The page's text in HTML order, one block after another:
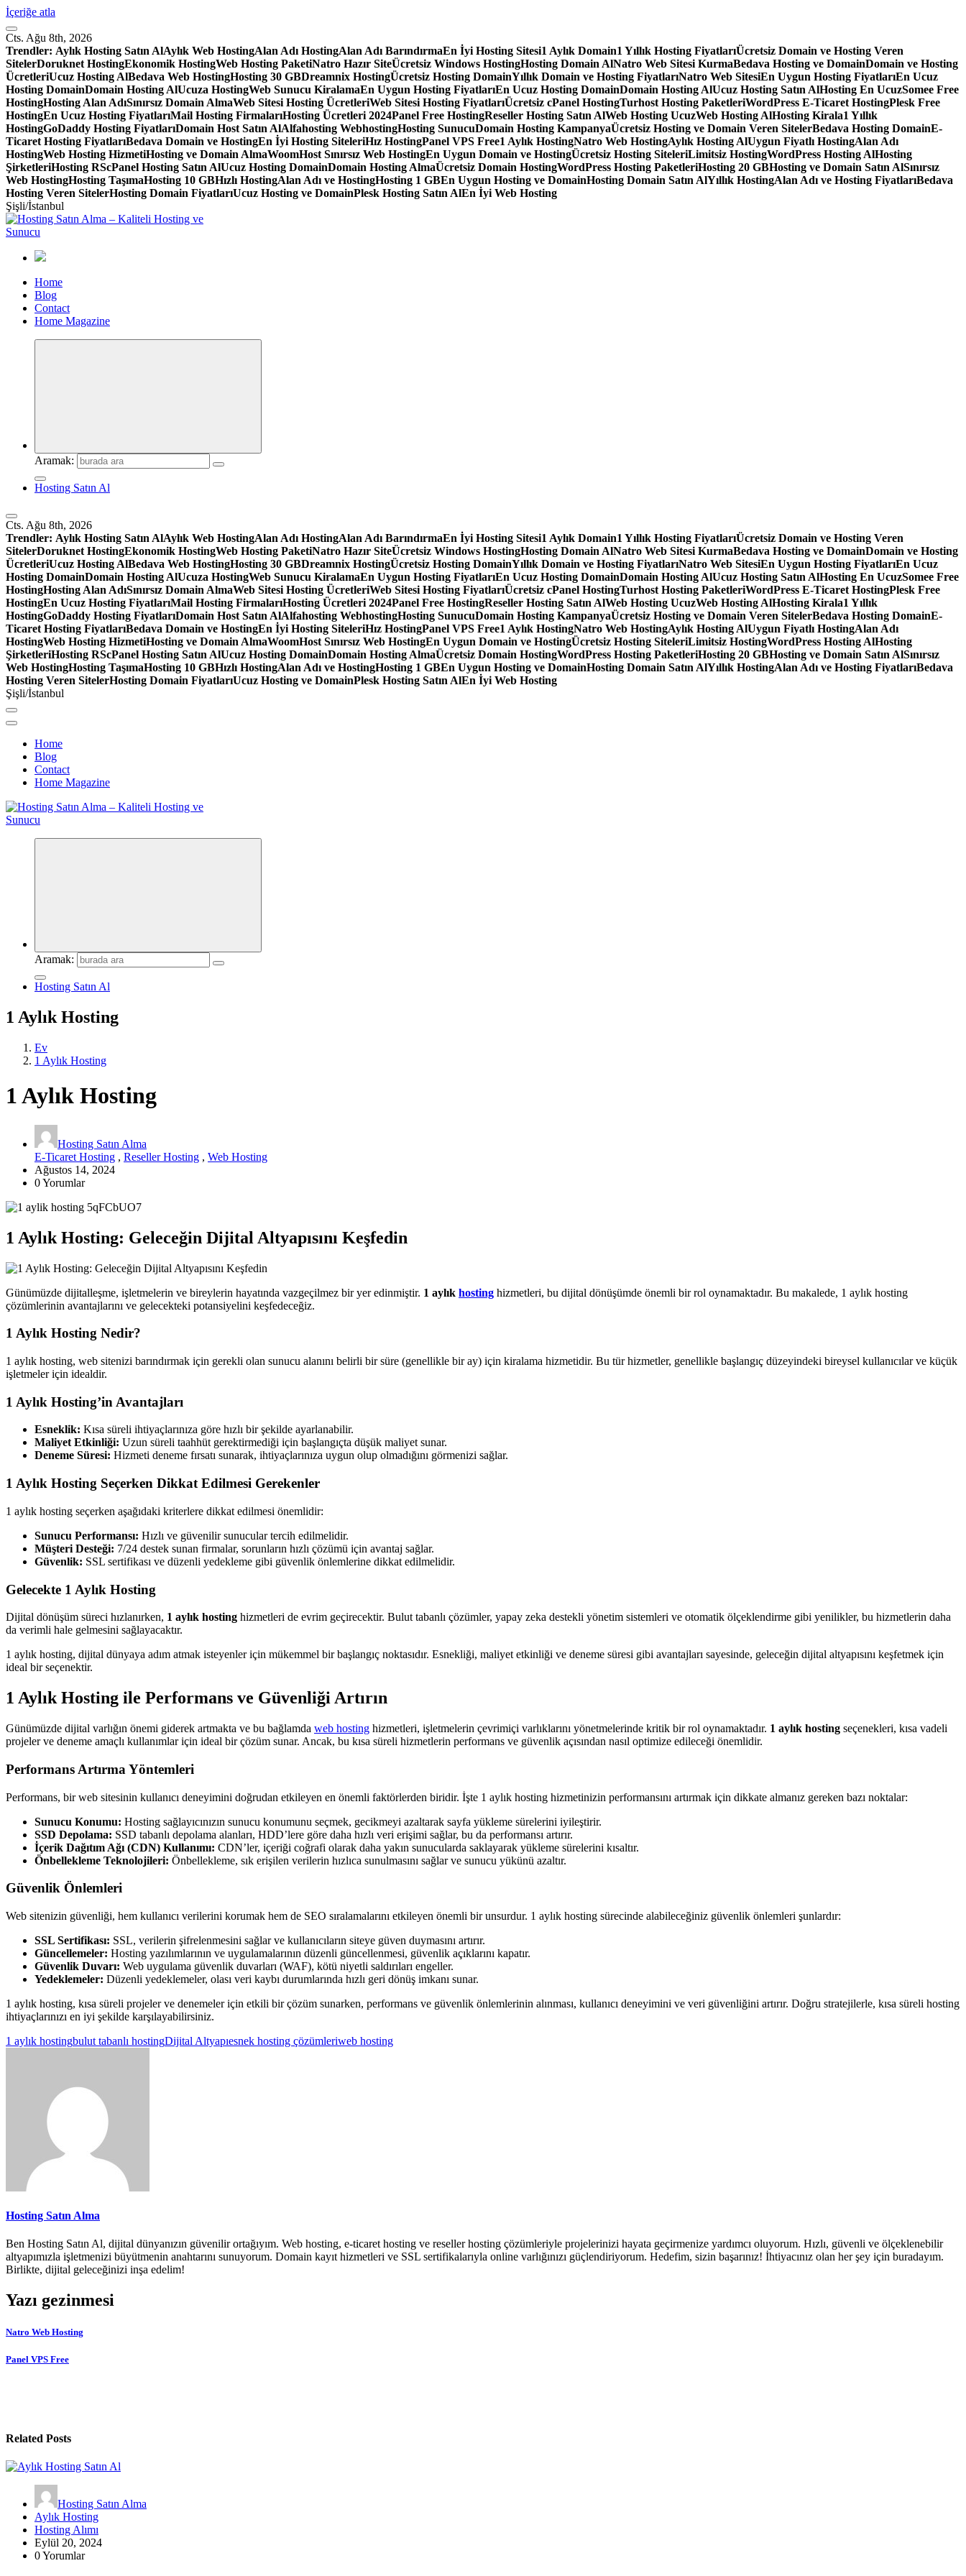
İçeriğe atla
Cts. Ağu 8th, 2026
Trendler: Aylık Hosting Satın AlAylık Web HostingAlan Adı HostingAlan Adı BarındırmaEn İyi Hosting Sitesi1 Aylık Domain1 Yıllık Hosting FiyatlarıÜcretsiz Domain ve Hosting Veren
SitelerDoruknet HostingEkonomik HostingWeb Hosting PaketiNatro Hazır SiteÜcretsiz Windows HostingHosting Domain AlNatro Web Sitesi KurmaBedava Hosting ve DomainDomain ve Hosting
ÜcretleriUcuz Hosting AlBedava Web HostingHosting 30 GBDreamnix HostingÜcretsiz Hosting DomainYıllık Domain ve Hosting FiyatlarıNatro Web SitesiEn Uygun Hosting FiyatlarıEn Ucuz
Hosting DomainDomain Hosting AlUcuza HostingWeb Sunucu KiralamaEn Uygun Hosting FiyatlarıEn Ucuz Hosting DomainDomain Hosting AlUcuz Hosting Satın AlHosting En UcuzSomee Free
HostingHosting Alan AdıSınırsız Domain AlmaWeb Sitesi Hosting ÜcretleriWeb Sitesi Hosting FiyatlarıÜcretsiz cPanel HostingTurhost Hosting PaketleriWordPress E-Ticaret HostingPlesk Free
HostingEn Ucuz Hosting FiyatlarıMail Hosting FirmalarıHosting Ücretleri 2024Panel Free HostingReseller Hosting Satın AlWeb Hosting UcuzWeb Hosting AlHosting Kirala1 Yıllık
HostingGoDaddy Hosting FiyatlarıDomain Host Satın AlAlfahosting WebhostingHosting SunucuDomain Hosting KampanyaÜcretsiz Hosting ve Domain Veren SitelerBedava Hosting DomainE-
Ticaret Hosting FiyatlarıBedava Domain ve HostingEn İyi Hosting SiteleriHız HostingPanel VPS Free1 Aylık HostingNatro Web HostingAylık Hosting AlUygun Fiyatlı HostingAlan Adı
HostingWeb Hosting HizmetiHosting ve Domain AlmaWoomHost Sınırsız Web HostingEn Uygun Domain ve HostingÜcretsiz Hosting SiteleriLimitsiz HostingWordPress Hosting AlHosting
ŞirketleriHosting RScPanel Hosting Satın AlUcuz Hosting DomainDomain Hosting AlmaÜcretsiz Domain HostingWordPress Hosting PaketleriHosting 20 GBHosting ve Domain Satın AlSınırsız
Web HostingHosting TaşımaHosting 10 GBHızlı HostingAlan Adı ve HostingHosting 1 GBEn Uygun Hosting ve DomainHosting Domain Satın AlYıllık HostingAlan Adı ve Hosting FiyatlarıBedava
Hosting Veren SitelerHosting Domain FiyatlarıUcuz Hosting ve DomainPlesk Hosting Satın AlEn İyi Web Hosting
Şişli/İstanbul
Home
Blog
Contact
Home Magazine
Aramak:
Hosting Satın Al
Cts. Ağu 8th, 2026
Trendler: Aylık Hosting Satın AlAylık Web HostingAlan Adı HostingAlan Adı BarındırmaEn İyi Hosting Sitesi1 Aylık Domain1 Yıllık Hosting FiyatlarıÜcretsiz Domain ve Hosting Veren
SitelerDoruknet HostingEkonomik HostingWeb Hosting PaketiNatro Hazır SiteÜcretsiz Windows HostingHosting Domain AlNatro Web Sitesi KurmaBedava Hosting ve DomainDomain ve Hosting
ÜcretleriUcuz Hosting AlBedava Web HostingHosting 30 GBDreamnix HostingÜcretsiz Hosting DomainYıllık Domain ve Hosting FiyatlarıNatro Web SitesiEn Uygun Hosting FiyatlarıEn Ucuz
Hosting DomainDomain Hosting AlUcuza HostingWeb Sunucu KiralamaEn Uygun Hosting FiyatlarıEn Ucuz Hosting DomainDomain Hosting AlUcuz Hosting Satın AlHosting En UcuzSomee Free
HostingHosting Alan AdıSınırsız Domain AlmaWeb Sitesi Hosting ÜcretleriWeb Sitesi Hosting FiyatlarıÜcretsiz cPanel HostingTurhost Hosting PaketleriWordPress E-Ticaret HostingPlesk Free
HostingEn Ucuz Hosting FiyatlarıMail Hosting FirmalarıHosting Ücretleri 2024Panel Free HostingReseller Hosting Satın AlWeb Hosting UcuzWeb Hosting AlHosting Kirala1 Yıllık
HostingGoDaddy Hosting FiyatlarıDomain Host Satın AlAlfahosting WebhostingHosting SunucuDomain Hosting KampanyaÜcretsiz Hosting ve Domain Veren SitelerBedava Hosting DomainE-
Ticaret Hosting FiyatlarıBedava Domain ve HostingEn İyi Hosting SiteleriHız HostingPanel VPS Free1 Aylık HostingNatro Web HostingAylık Hosting AlUygun Fiyatlı HostingAlan Adı
HostingWeb Hosting HizmetiHosting ve Domain AlmaWoomHost Sınırsız Web HostingEn Uygun Domain ve HostingÜcretsiz Hosting SiteleriLimitsiz HostingWordPress Hosting AlHosting
ŞirketleriHosting RScPanel Hosting Satın AlUcuz Hosting DomainDomain Hosting AlmaÜcretsiz Domain HostingWordPress Hosting PaketleriHosting 20 GBHosting ve Domain Satın AlSınırsız
Web HostingHosting TaşımaHosting 10 GBHızlı HostingAlan Adı ve HostingHosting 1 GBEn Uygun Hosting ve DomainHosting Domain Satın AlYıllık HostingAlan Adı ve Hosting FiyatlarıBedava
Hosting Veren SitelerHosting Domain FiyatlarıUcuz Hosting ve DomainPlesk Hosting Satın AlEn İyi Web Hosting
Şişli/İstanbul
Home
Blog
Contact
Home Magazine
Aramak:
Hosting Satın Al
1 Aylık Hosting
Ev
1 Aylık Hosting
1 Aylık Hosting
Hosting Satın Alma
E-Ticaret Hosting , Reseller Hosting , Web Hosting
Ağustos 14, 2024
0 Yorumlar
1 Aylık Hosting: Geleceğin Dijital Altyapısını Keşfedin
Günümüzde dijitalleşme, işletmelerin ve bireylerin hayatında vazgeçilmez bir yer edinmiştir. 1 aylık hosting hizmetleri, bu dijital dönüşümde önemli bir rol oynamaktadır. Bu makalede, 1 aylık hosting
çözümlerinin avantajlarını ve gelecekteki potansiyelini keşfedeceğiz.
1 Aylık Hosting Nedir?
1 aylık hosting, web sitenizi barındırmak için gerekli olan sunucu alanını belirli bir süre (genellikle bir ay) için kiralama hizmetidir. Bu tür hizmetler, genellikle başlangıç düzeyindeki bireysel kullanıcılar ve küçük
işletmeler için idealdir.
1 Aylık Hosting’in Avantajları
Esneklik: Kısa süreli ihtiyaçlarınıza göre hızlı bir şekilde ayarlanabilir.
Maliyet Etkinliği: Uzun süreli taahhüt gerektirmediği için başlangıçta düşük maliyet sunar.
Deneme Süresi: Hizmeti deneme fırsatı sunarak, ihtiyaçlarınıza uygun olup olmadığını görmenizi sağlar.
1 Aylık Hosting Seçerken Dikkat Edilmesi Gerekenler
1 aylık hosting seçerken aşağıdaki kriterlere dikkat edilmesi önemlidir:
Sunucu Performansı: Hızlı ve güvenilir sunucular tercih edilmelidir.
Müşteri Desteği: 7/24 destek sunan firmalar, sorunların hızlı çözümü için avantaj sağlar.
Güvenlik: SSL sertifikası ve düzenli yedekleme gibi güvenlik önlemlerine dikkat edilmelidir.
Gelecekte 1 Aylık Hosting
Dijital dönüşüm süreci hızlanırken, 1 aylık hosting hizmetleri de evrim geçirecektir. Bulut tabanlı çözümler, yapay zeka destekli yönetim sistemleri ve otomatik ölçeklendirme gibi yenilikler, bu hizmetlerin daha
da verimli hale gelmesini sağlayacaktır.
1 aylık hosting, dijital dünyaya adım atmak isteyenler için mükemmel bir başlangıç noktasıdır. Esnekliği, maliyet etkinliği ve deneme süresi gibi avantajları sayesinde, geleceğin dijital altyapısını keşfetmek için
ideal bir seçenektir.
1 Aylık Hosting ile Performans ve Güvenliği Artırın
Günümüzde dijital varlığın önemi giderek artmakta ve bu bağlamda web hosting hizmetleri, işletmelerin çevrimiçi varlıklarını yönetmelerinde kritik bir rol oynamaktadır. 1 aylık hosting seçenekleri, kısa vadeli
projeler ve deneme amaçlı kullanımlar için ideal bir çözüm sunar. Ancak, bu kısa süreli hizmetlerin performans ve güvenlik açısından nasıl optimize edileceği önemlidir.
Performans Artırma Yöntemleri
Performans, bir web sitesinin kullanıcı deneyimini doğrudan etkileyen en önemli faktörlerden biridir. İşte 1 aylık hosting hizmetinizin performansını artırmak için dikkate almanız gereken bazı noktalar:
Sunucu Konumu: Hosting sağlayıcınızın sunucu konumunu seçmek, gecikmeyi azaltarak sayfa yükleme sürelerini iyileştirir.
SSD Depolama: SSD tabanlı depolama alanları, HDD’lere göre daha hızlı veri erişimi sağlar, bu da performansı artırır.
İçerik Dağıtım Ağı (CDN) Kullanımı: CDN’ler, içeriği coğrafi olarak daha yakın sunucularda saklayarak yükleme sürelerini kısaltır.
Önbellekleme Teknolojileri: Önbellekleme, sık erişilen verilerin hızlıca sunulmasını sağlar ve sunucu yükünü azaltır.
Güvenlik Önlemleri
Web sitenizin güvenliği, hem kullanıcı verilerini korumak hem de SEO sıralamalarını etkileyen önemli bir unsurdur. 1 aylık hosting sürecinde alabileceğiniz güvenlik önlemleri şunlardır:
SSL Sertifikası: SSL, verilerin şifrelenmesini sağlar ve kullanıcıların siteye güven duymasını artırır.
Güncellemeler: Hosting yazılımlarının ve uygulamalarının düzenli güncellenmesi, güvenlik açıklarını kapatır.
Güvenlik Duvarı: Web uygulama güvenlik duvarları (WAF), kötü niyetli saldırıları engeller.
Yedeklemeler: Düzenli yedeklemeler, olası veri kaybı durumlarında hızlı geri dönüş imkanı sunar.
1 aylık hosting, kısa süreli projeler ve denemeler için etkili bir çözüm sunarken, performans ve güvenlik önlemlerinin alınması, kullanıcı deneyimini ve veri güvenliğini artırır. Doğru stratejilerle, kısa süreli hosting
ihtiyaçlarınızı en iyi şekilde karşılayabilirsiniz.
1 aylık hostingbulut tabanlı hostingDijital Altyapıesnek hosting çözümleriweb hosting
Hosting Satın Alma
Ben Hosting Satın Al, dijital dünyanızın güvenilir ortağıyım. Web hosting, e-ticaret hosting ve reseller hosting çözümleriyle projelerinizi hayata geçirmenize yardımcı oluyorum. Hızlı, güvenli ve ölçeklenebilir
altyapımızla işletmenizi büyütmenin anahtarını sunuyorum. Domain kayıt hizmetleri ve SSL sertifikalarıyla online varlığınızı güçlendiriyorum. Hedefim, sizin başarınız! İhtiyacınız olan her şey için buradayım.
Birlikte, dijital geleceğinizi inşa edelim!
Yazı gezinmesi
Natro Web Hosting
Panel VPS Free
Related Posts
Hosting Satın Alma
Aylık Hosting
Hosting Alımı
Eylül 20, 2024
0 Yorumlar